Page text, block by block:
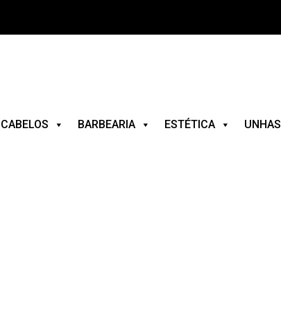
CABELOS BARBEARIA ESTÉTICA UNHAS